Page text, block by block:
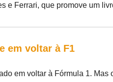
e Ferrari, que promove um
em voltar à F1
em voltar à Fórmula 1. Mas